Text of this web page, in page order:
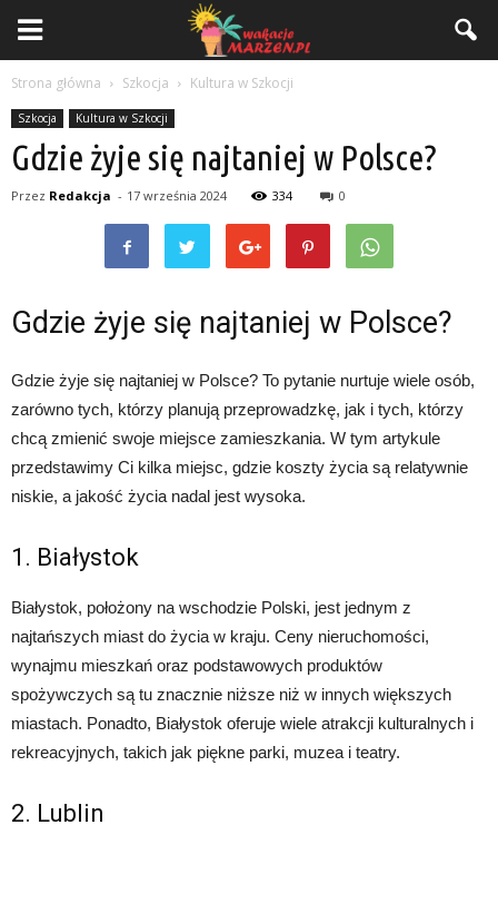
Strona główna Szkocja Kultura w Szkocji
Szkocja Kultura w Szkocji
Gdzie żyje się najtaniej w Polsce?
Przez Redakcja - 17 września 2024 334 0
Gdzie żyje się najtaniej w Polsce?
Gdzie żyje się najtaniej w Polsce? To pytanie nurtuje wiele osób,
zarówno tych, którzy planują przeprowadzkę, jak i tych, którzy
chcą zmienić swoje miejsce zamieszkania. W tym artykule
przedstawimy Ci kilka miejsc, gdzie koszty życia są relatywnie
niskie, a jakość życia nadal jest wysoka.
1. Białystok
Białystok, położony na wschodzie Polski, jest jednym z
najtańszych miast do życia w kraju. Ceny nieruchomości,
wynajmu mieszkań oraz podstawowych produktów
spożywczych są tu znacznie niższe niż w innych większych
miastach. Ponadto, Białystok oferuje wiele atrakcji kulturalnych i
rekreacyjnych, takich jak piękne parki, muzea i teatry.
2. Lublin